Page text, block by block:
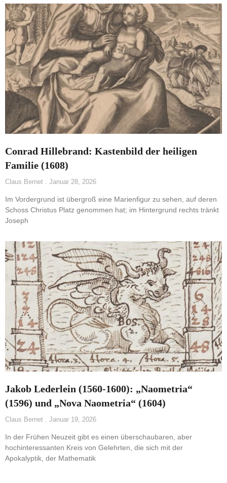
Conrad Hillebrand: Kastenbild der heiligen
Familie (1608)
Claus Bernet Januar 28, 2026
Im Vordergrund ist übergroß eine Marienfigur zu sehen, auf deren
Schoss Christus Platz genommen hat; im Hintergrund rechts tränkt
Joseph
Jakob Lederlein (1560-1600): „Naometria“
(1596) und „Nova Naometria“ (1604)
Claus Bernet Januar 19, 2026
In der Frühen Neuzeit gibt es einen überschaubaren, aber
hochinteressanten Kreis von Gelehrten, die sich mit der
Apokalyptik, der Mathematik